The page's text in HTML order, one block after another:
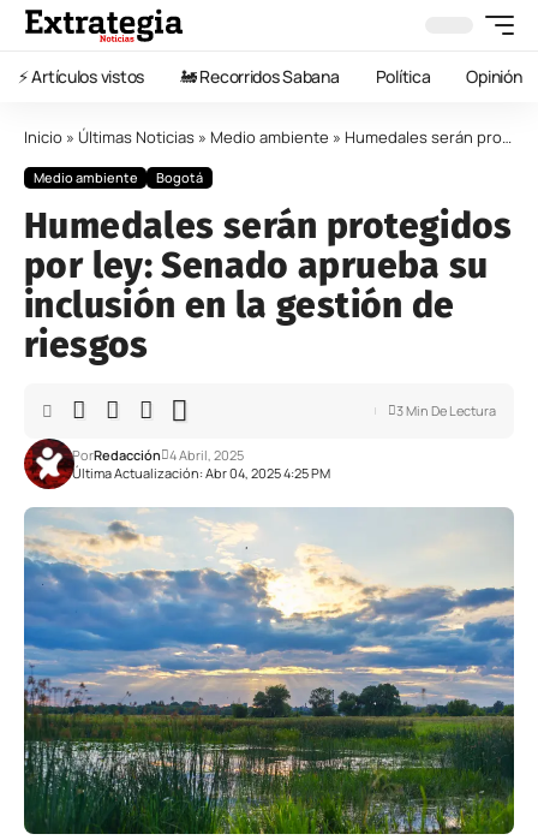
⚡️ Artículos vistos 🚂 Recorridos Sabana Política Opinión
Inicio » Últimas Noticias » Medio ambiente » Humedales serán protegidos por ley: Senado aprueba su inclusión en la gestión de riesgos
Medio ambiente Bogotá
Humedales serán protegidos
por ley: Senado aprueba su
inclusión en la gestión de
riesgos
Última Actualización: Abr 04, 2025 4:25 PM
PorRedacción 4 Abril, 2025
3 Min De Lectura